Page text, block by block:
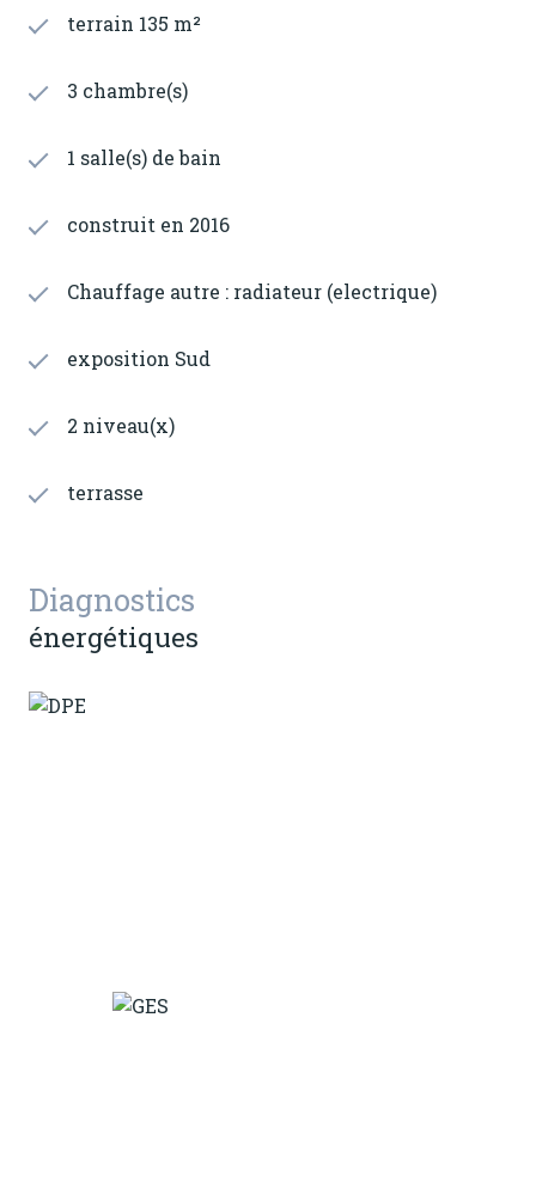
terrain 135 m²
3 chambre(s)
1 salle(s) de bain
construit en 2016
Chauffage autre : radiateur (electrique)
exposition Sud
2 niveau(x)
terrasse
Diagnostics
énergétiques